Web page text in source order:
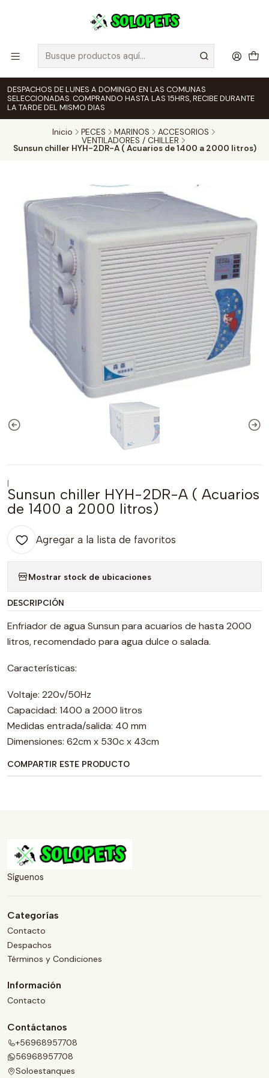
DESPACHOS DE LUNES A DOMINGO EN LAS COMUNAS
SELECCIONADAS. COMPRANDO HASTA LAS 15HRS, RECIBE DURANTE
LA TARDE DEL MISMO DIAS
Inicio PECES MARINOS
ACCESORIOS
VENTILADORES / CHILLER
Sunsun chiller HYH-2DR-A ( Acuarios de 1400 a 2000 litros)
|
Sunsun chiller HYH-2DR-A ( Acuarios
de 1400 a 2000 litros)
Agregar a la lista de favoritos
Mostrar stock de ubicaciones
DESCRIPCIÓN
Enfriador de agua Sunsun para acuarios de hasta 2000
litros, recomendado para agua dulce o salada.
Características:
Voltaje: 220v/50Hz
Capacidad: 1400 a 2000 litros
Medidas entrada/salida: 40 mm
Dimensiones: 62cm x 530c x 43cm
COMPARTIR ESTE PRODUCTO
Síguenos
Categorías
Contacto
Despachos
Términos y Condiciones
Información
Contacto
Contáctanos
+56968957708
56968957708
Soloestanques